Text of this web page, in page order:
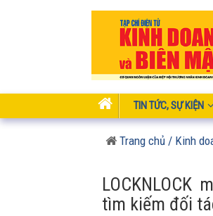
TIN TỨC, SỰ KIỆN
Trang chủ / Kinh
LOCKNLOCK
tìm kiếm đối